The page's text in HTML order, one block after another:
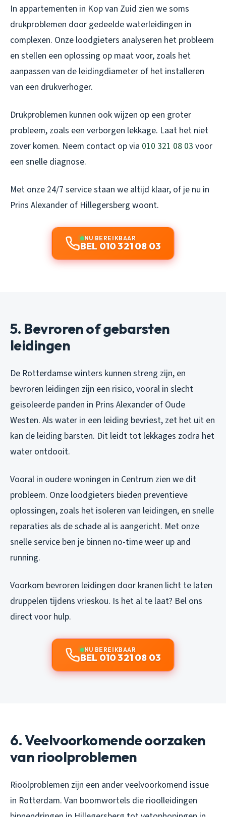
In appartementen in Kop van Zuid zien we soms
drukproblemen door gedeelde waterleidingen in
complexen. Onze loodgieters analyseren het probleem
en stellen een oplossing op maat voor, zoals het
aanpassen van de leidingdiameter of het installeren
van een drukverhoger.
Drukproblemen kunnen ook wijzen op een groter
probleem, zoals een verborgen lekkage. Laat het niet
zover komen. Neem contact op via 010 321 08 03 voor
een snelle diagnose.
Met onze 24/7 service staan we altijd klaar, of je nu in
Prins Alexander of Hillegersberg woont.
NU BEREIKBAAR
BEL 010 321 08 03
5. Bevroren of gebarsten
leidingen
De Rotterdamse winters kunnen streng zijn, en
bevroren leidingen zijn een risico, vooral in slecht
geïsoleerde panden in Prins Alexander of Oude
Westen. Als water in een leiding bevriest, zet het uit en
kan de leiding barsten. Dit leidt tot lekkages zodra het
water ontdooit.
Vooral in oudere woningen in Centrum zien we dit
probleem. Onze loodgieters bieden preventieve
oplossingen, zoals het isoleren van leidingen, en snelle
reparaties als de schade al is aangericht. Met onze
snelle service ben je binnen no-time weer up and
running.
Voorkom bevroren leidingen door kranen licht te laten
druppelen tijdens vrieskou. Is het al te laat? Bel ons
direct voor hulp.
NU BEREIKBAAR
BEL 010 321 08 03
6. Veelvoorkomende oorzaken
van rioolproblemen
Rioolproblemen zijn een ander veelvoorkomend issue
in Rotterdam. Van boomwortels die rioolleidingen